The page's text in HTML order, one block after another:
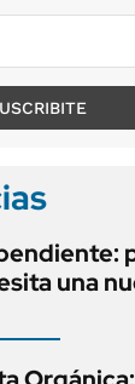
una